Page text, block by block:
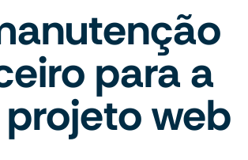
para a
web